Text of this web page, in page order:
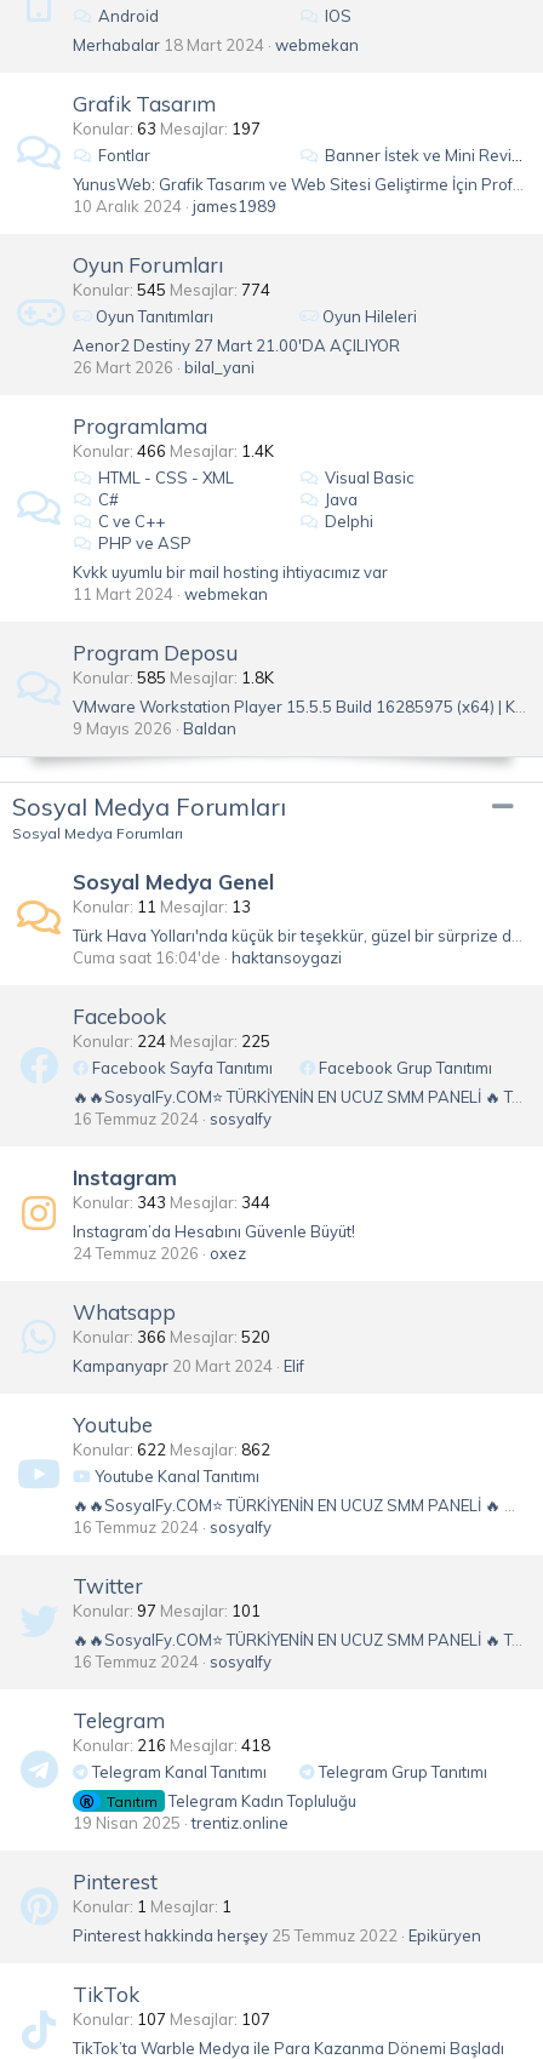
Android
IOS
Merhabalar 18 Mart 2024 webmekan
Grafik Tasarım
Konular 63 Mesajlar 197
Fontlar
Banner İstek ve Mini Revize
10 Aralık 2024 james1989
Oyun Forumları
Konular 545 Mesajlar 774
Oyun Tanıtımları
Oyun Hileleri
Aenor2 Destiny 27 Mart 21.00'DA AÇILIYOR
26 Mart 2026
bilal_yani
Programlama
Konular 466 Mesajlar 1.4K
HTML - CSS - XML
Visual Basic
C#
Java
C ve C++
Delphi
PHP ve ASP
Kvkk uyumlu bir mail hosting ihtiyacımız var
11 Mart 2024 webmekan
Program Deposu
Konular 585 Mesajlar 1.8K
9 Mayıs 2026
Baldan
Sosyal Medya Forumları
Sosyal Medya Forumları
Sosyal Medya Genel
Konular 11 Mesajlar 13
Cuma saat 16:04'de
haktansoygazi
Facebook
Konular 224 Mesajlar 225
Facebook Sayfa Tanıtımı
Facebook Grup Tanıtımı
🔥🔥SosyalFy.COM⭐ TÜRKİYENİN EN UCUZ SMM PANELİ 🔥 TAKİPÇİ, İZLENME, BEĞENİ VE DAHA FAZLASI⭐ 7/24 Destek 🥇 EN İYİ FİYAT🚀
16 Temmuz 2024
sosyalfy
Instagram
Konular 343 Mesajlar 344
Instagram’da Hesabını Güvenle Büyüt!
24 Temmuz 2026
oxez
Whatsapp
Konular 366 Mesajlar 520
Kampanyapr 20 Mart 2024 Elif
Youtube
Konular 622 Mesajlar 862
Youtube Kanal Tanıtımı
16 Temmuz 2024
sosyalfy
Twitter
Konular 97 Mesajlar 101
🔥🔥SosyalFy.COM⭐ TÜRKİYENİN EN UCUZ SMM PANELİ 🔥 TAKİPÇİ, İZLENME, BEĞENİ VE DAHA FAZLASI⭐ 7/24 Destek 🥇 EN İYİ FİYAT🚀
16 Temmuz 2024
sosyalfy
Telegram
Konular 216 Mesajlar 418
Telegram Kanal Tanıtımı
Telegram Grup Tanıtımı
Tanıtım
Telegram Kadın Topluluğu
19 Nisan 2025
trentiz.online
Pinterest
Konular 1 Mesajlar 1
Pinterest hakkinda herşey 25 Temmuz 2022 Epiküryen
TikTok
Konular 107 Mesajlar 107
TikTok’ta Warble Medya ile Para Kazanma Dönemi Başladı